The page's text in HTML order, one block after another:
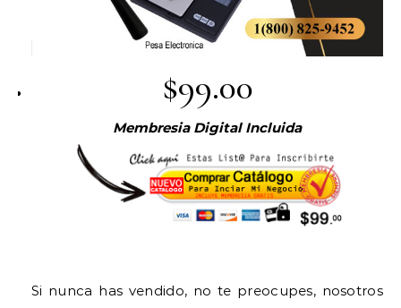
$99.00
Membresia Digital Incluida
Si nunca has vendido, no te preocupes, nosotros